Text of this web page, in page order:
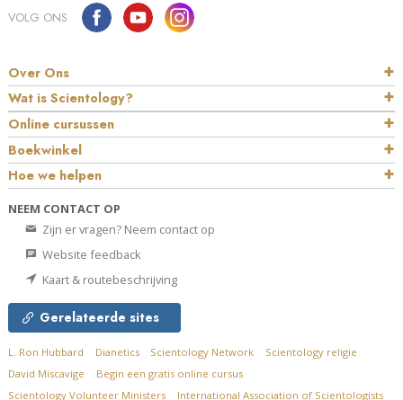
VOLG ONS
Over Ons
Wat is Scientology?
Online cursussen
Boekwinkel
Hoe we helpen
NEEM CONTACT OP
Zijn er vragen? Neem contact op
Website feedback
Kaart & routebeschrijving
Gerelateerde sites
L. Ron Hubbard Dianetics Scientology Network
Scientology religie
David Miscavige
Begin een gratis online cursus
Scientology Volunteer Ministers
International Association of Scientologists